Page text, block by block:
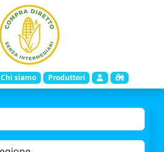
Chi siamo Produttori